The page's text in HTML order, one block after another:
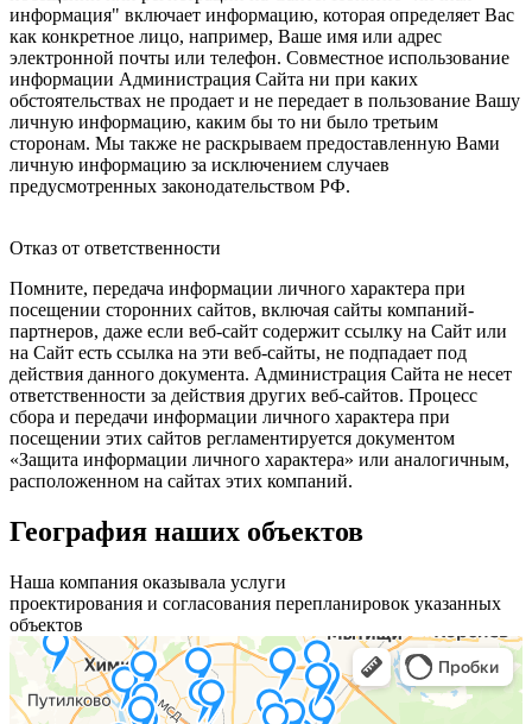
информация" включает информацию, которая определяет Вас
как конкретное лицо, например, Ваше имя или адрес
электронной почты или телефон. Совместное использование
информации Администрация Сайта ни при каких
обстоятельствах не продает и не передает в пользование Вашу
личную информацию, каким бы то ни было третьим
сторонам. Мы также не раскрываем предоставленную Вами
личную информацию за исключением случаев
предусмотренных законодательством РФ.
Отказ от ответственности
Помните, передача информации личного характера при
посещении сторонних сайтов, включая сайты компаний-
партнеров, даже если веб-сайт содержит ссылку на Сайт или
на Сайт есть ссылка на эти веб-сайты, не подпадает под
действия данного документа. Администрация Сайта не несет
ответственности за действия других веб-сайтов. Процесс
сбора и передачи информации личного характера при
посещении этих сайтов регламентируется документом
«Защита информации личного характера» или аналогичным,
расположенном на сайтах этих компаний.
География наших объектов
Наша компания оказывала услуги
проектирования и согласования перепланировок указанных
объектов